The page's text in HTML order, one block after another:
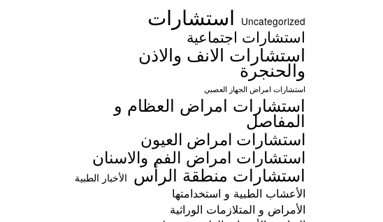
Uncategorized استشارات
استشارات اجتماعية
استشارات الانف والاذن
والحنجرة
استشارات امراض الجهاز العصبي
استشارات امراض العظام و
المفاصل
استشارات امراض العيون
استشارات امراض الفم والاسنان
استشارات منطقة الرأس الأخبار الطبية
الأعشاب الطبية و استخدامتها
الأمراض و المتلازمات الوراثية